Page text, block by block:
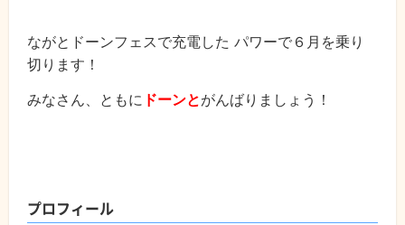
ながとドーンフェスで充電した パワーで６月を乗り
切ります！
みなさん、ともに ドーンとがんばりましょう！
プロフィール